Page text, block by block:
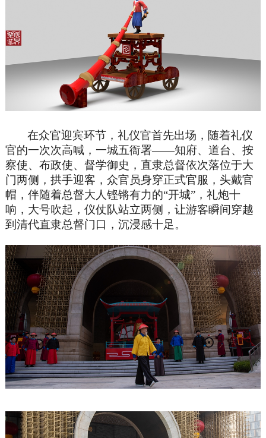
在众官迎宾环节，礼仪官首先出场，随着礼仪
官的一次次高喊，一城五衙署——知府、道台、按
察使、布政使、督学御史，直隶总督依次落位于大
门两侧，拱手迎客，众官员身穿正式官服，头戴官
帽，伴随着总督大人铿锵有力的“开城”，礼炮十
响，大号吹起，仪仗队站立两侧，让游客瞬间穿越
到清代直隶总督门口，沉浸感十足。